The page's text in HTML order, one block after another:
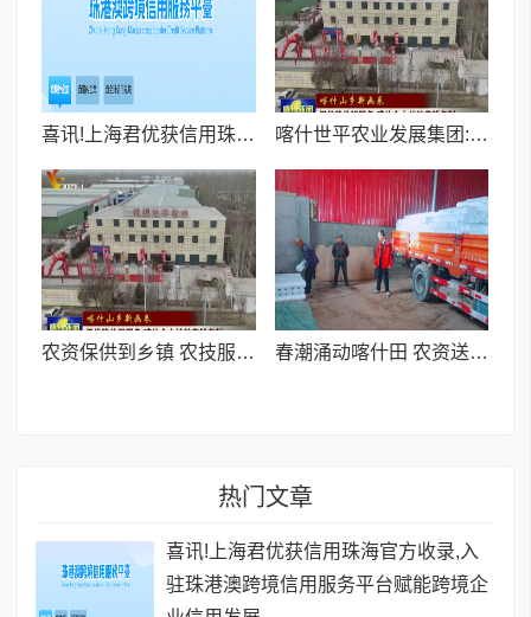
喜讯!上海君优获信用珠海官方收录,入驻珠港澳跨境信用服务平台赋能跨境企业信用发展 喀什世平农业发展集团:农资保供到乡镇 农技服务到田间 全力护航春耕生产
农资保供到乡镇 农技服务到田间 喀什世平农业集团全力护航喀什春耕生产 春潮涌动喀什田 农资送暖到农家I喀什世平农业集团全链条护航春耕生产
热门文章
喜讯!上海君优获信用珠海官方收录,入
驻珠港澳跨境信用服务平台赋能跨境企